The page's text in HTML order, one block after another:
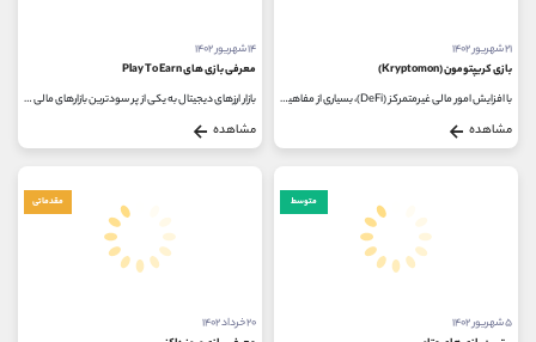
۲۱ شهریور ۱۴۰۲
بازی کریپتومون (Kryptomon)
با افزایش امور مالی غیرمتمرکز (DeFi)، بسیاری از مفاهیم جدید و نوآورانه به خصوص در دنیای بازی های رمزنگاری شده ایجاد شده است. یکی...
مشاهده
۱۴ شهریور ۱۴۰۲
معرفی بازی های Play To Earn
بازار ارزهای دیجیتال به یکی از پر سودترین بازارهای مالی در دنیا تبدیل شده است اما برای کسب درآمد از این بازار نیاز نیست که...
مشاهده
متوسط
۵ شهریور ۱۴۰۲
مقدماتی
۲۰ خرداد ۱۴۰۲